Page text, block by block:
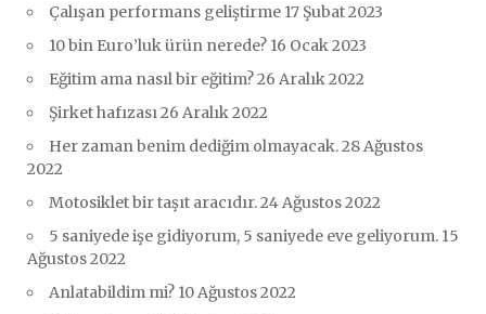
Çalışan performans geliştirme 17 Şubat 2023
10 bin Euro’luk ürün nerede? 16 Ocak 2023
Eğitim ama nasıl bir eğitim?26 Aralık 2022
Şirket hafızası26 Aralık 2022
Her zaman benim dediğim olmayacak.28 Ağustos
2022
Motosiklet bir taşıt aracıdır.24 Ağustos 2022
5 saniyede işe gidiyorum, 5 saniyede eve geliyorum. 15
Ağustos 2022
Anlatabildim mi? 10 Ağustos 2022